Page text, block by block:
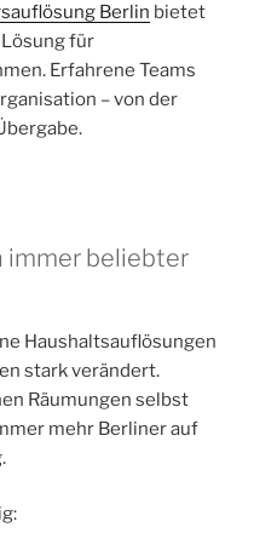
Berlin bietet
für
Erfahrene Teams
– von der
immer beliebter
Haushaltsauflösungen
stark verändert.
Räumungen selbst
mehr Berliner auf